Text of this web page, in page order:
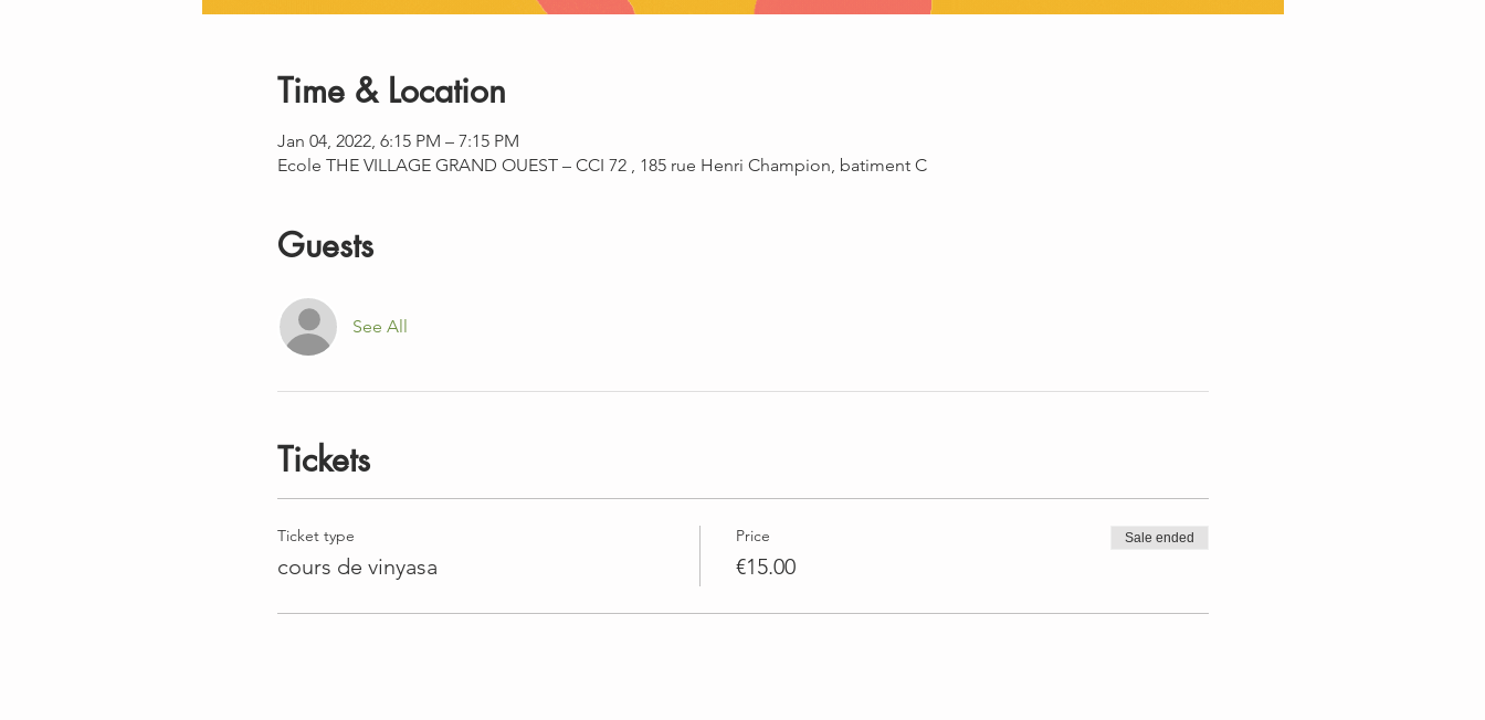
Time & Location
Jan 04, 2022, 6:15 PM – 7:15 PM
Ecole THE VILLAGE GRAND OUEST – CCI 72 , 185 rue Henri Champion, batiment C
Guests
See All
Tickets
Ticket type
cours de vinyasa
Price
€15.00
Sale ended